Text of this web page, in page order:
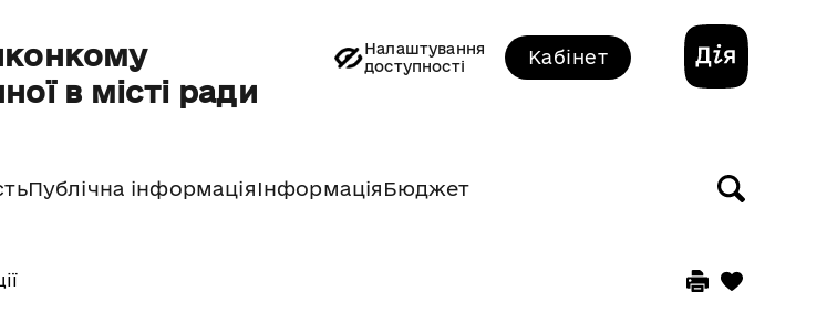
в місті ради
Налаштування
доступності
Кабінет
Публічна інформація Інформація Бюджет